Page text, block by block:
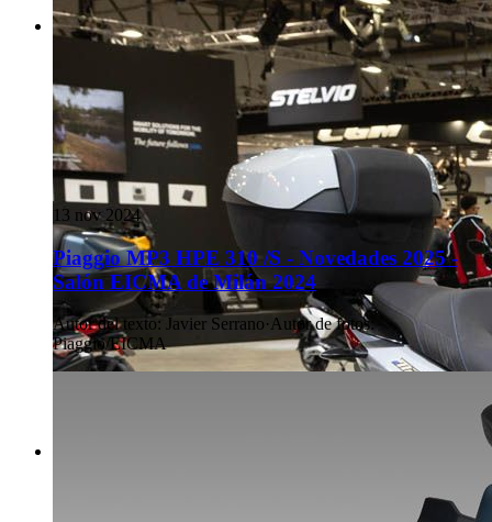
13 nov 2024
Piaggio MP3 HPE 310 /S - Novedades 2025 -
Salón EICMA de Milán 2024
Autor del texto: Javier Serrano· Autor de fotos:
Piaggio/EICMA